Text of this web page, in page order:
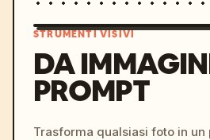
STRUMENTI VISIVI
DA
PROMPT
Trasforma qualsiasi foto in un